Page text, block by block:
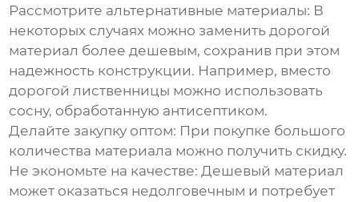
Рассмотрите альтернативные материалы: В
некоторых случаях можно заменить дорогой
материал более дешевым, сохранив при этом
надежность конструкции. Например, вместо
дорогой лиственницы можно использовать
сосну, обработанную антисептиком.
Делайте закупку оптом: При покупке большого
количества материала можно получить скидку.
Не экономьте на качестве: Дешевый материал
может оказаться недолговечным и потребует